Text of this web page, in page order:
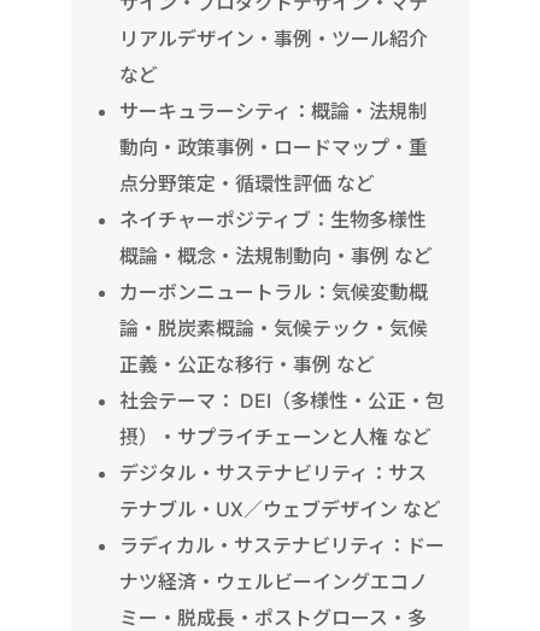
リアルデザイン・事例・ツール紹介
など
サーキュラーシティ：概論・法規制
動向・政策事例・ロードマップ・重
点分野策定・循環性評価 など
ネイチャーポジティブ：生物多様性
概論・概念・法規制動向・事例 など
カーボンニュートラル：気候変動概
論・脱炭素概論・気候テック・気候
正義・公正な移行・事例 など
社会テーマ： DEI（多様性・公正・包
摂）・サプライチェーンと人権 など
デジタル・サステナビリティ：サス
テナブル・UX／ウェブデザイン など
ラディカル・サステナビリティ：ドー
ナツ経済・ウェルビーイングエコノ
ミー・脱成長・ポストグロース・多